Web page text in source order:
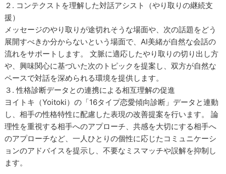
２. コンテクストを理解した対話アシスト（やり取りの継続支
援）
メッセージのやり取りが途切れそうな場面や、次の話題をどう
展開すべきか分からないという場面で、AI美緒が自然な会話の
流れをサポートします。 文脈に適応したやり取りの切り出し方
や、興味関心に基づいた次のトピックを提案し、双方が自然な
ペースで対話を深められる環境を提供します。
３. 性格診断データとの連携による相互理解の促進
ヨイトキ（Yoitoki）の「16タイプ恋愛傾向診断」データと連動
し、相手の性格特性に配慮した表現の改善提案を行います。 論
理性を重視する相手へのアプローチ、共感を大切にする相手へ
のアプローチなど、一人ひとりの個性に応じたコミュニケーシ
ョンのアドバイスを提示し、不要なミスマッチや誤解を抑制し
ます。